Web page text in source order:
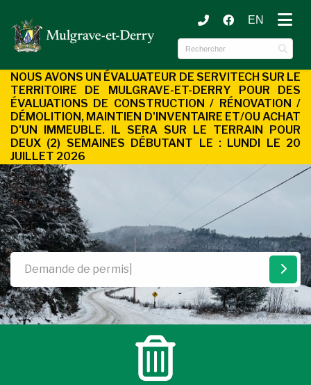
(Municipalité )
EN
NOUS AVONS UN ÉVALUATEUR DE SERVITECH SUR LE
TERRITOIRE DE MULGRAVE-ET-DERRY POUR DES
ÉVALUATIONS DE CONSTRUCTION / RÉNOVATION /
DÉMOLITION, MAINTIEN D'INVENTAIRE ET/OU ACHAT
D'UN
IMMEUBLE. IL SERA SUR LE TERRAIN POUR
DEUX (2) SEMAINES DÉBUTANT LE : LUNDI LE 20
JUILLET 2026